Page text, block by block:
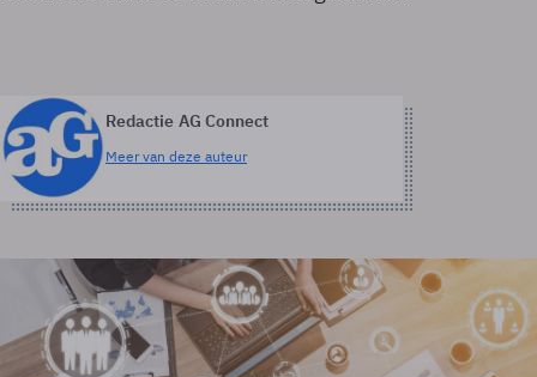
Redactie AG Connect
Meer van deze auteur